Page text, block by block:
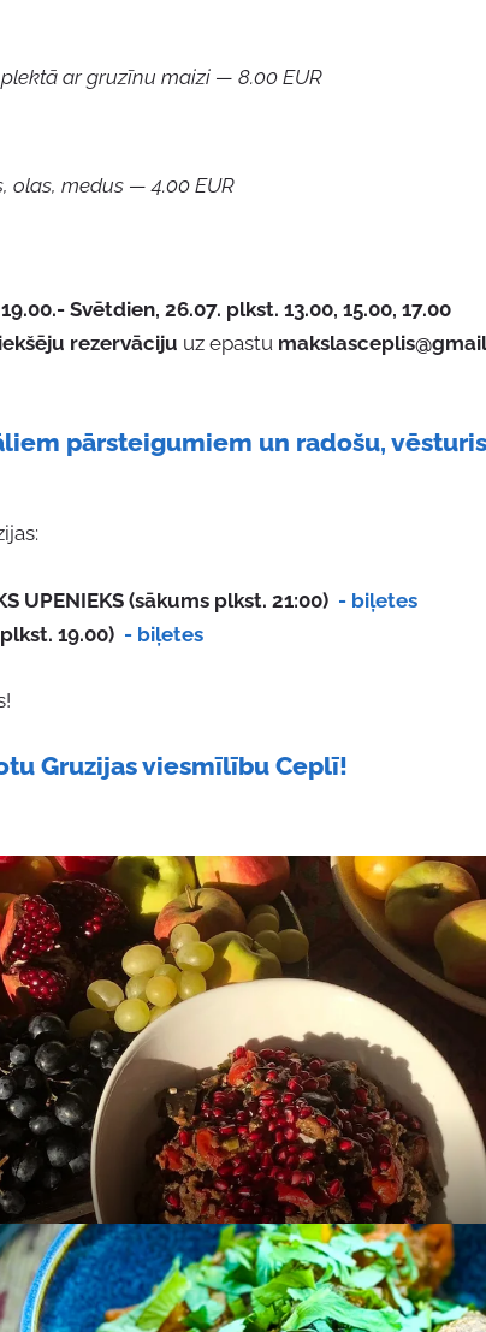
ar gruzīnu maizi — 8.00 EUR
olas, medus — 4.00 EUR
Svētdien, 26.07. plkst. 13.00, 15.00, 17.00
rezervāciju uz epastu
pārsteigumiem un radošu,
UPENIEKS (sākums plkst. 21:00) - biļetes
19.00) - biļetes
Gruzijas viesmīlību Ceplī!